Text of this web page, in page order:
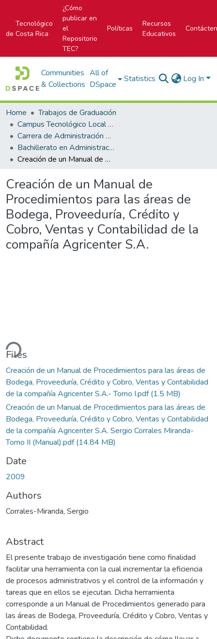
Tecnológico
de Costa Rica
¿Cómo
publicar en
el
Repositorio
TEC?
Políticas
Recursos
Educativos
Communities
& Collections
All of
DSpace
Statistics Log In
Home
Trabajos de Graduación
Campus Tecnológico Local San Carlos
Carrera de Administración de Empresas
Bachillerato en Administración de Empresas
Creación de un Manual de Procedimientos para las áreas de Bodega, Proveeduría, Crédito y Cobro, Ventas y Contabilidad de la compañía Agricenter S.A.
Creación de un Manual de
Procedimientos para las áreas de
Bodega, Proveeduría, Crédito y
Cobro, Ventas y Contabilidad de la
compañía Agricenter S.A.
Files
Creación de un Manual de Procedimientos para las áreas de
Bodega, Proveeduría, Crédito y Cobro, Ventas y Contabilidad
de la compañía Agricenter S.A.- Tomo I.pdf(1.5 MB)
Creación de un Manual de Procedimientos para las áreas de
Bodega, Proveeduría, Crédito y Cobro, Ventas y Contabilidad
de la compañía Agricenter S.A. Sergio Corrales Miranda-
Tomo II (Manual).pdf(14.84 MB)
Date
2009
Authors
Corrales-Miranda, Sergio
Abstract
El presente trabajo de investigación tiene como finalidad
facilitar una herramienta con la cual incrementar la eficiencia
de procesos administrativos y el control de la información y
tareas que en ellos se ejecutan. Dicha herramienta
corresponde a un Manual de Procedimientos generado para
las áreas de Bodega, Proveeduría, Crédito y Cobro, Ventas y
Contabilidad.